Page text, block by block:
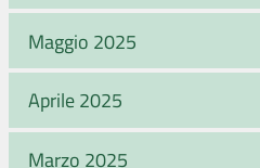
Maggio 2025
Aprile 2025
Marzo 2025